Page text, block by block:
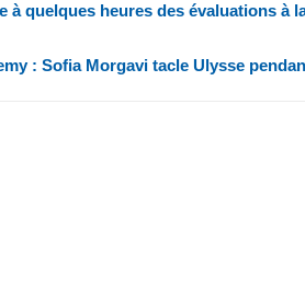
à quelques heures des évaluations à
: Sofia Morgavi tacle Ulysse